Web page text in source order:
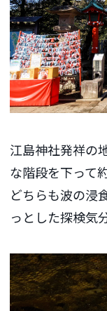
江島神社発祥の
な階段を下って
どちらも波の浸
っとした探検気